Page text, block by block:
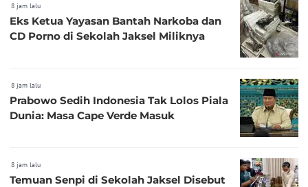
8 jam lalu
Eks Ketua Yayasan Bantah Narkoba dan
CD Porno di Sekolah Jaksel Miliknya
8 jam lalu
Prabowo Sedih Indonesia Tak Lolos Piala
Dunia: Masa Cape Verde Masuk
8 jam lalu
Temuan Senpi di Sekolah Jaksel Disebut